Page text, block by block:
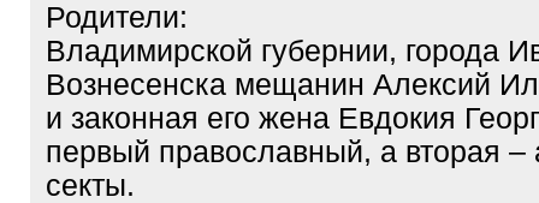
Родители:
Владимирской губернии, города
Вознесенска мещанин Алексий
и законная его жена Евдокия
первый православный, а вторая –
секты.